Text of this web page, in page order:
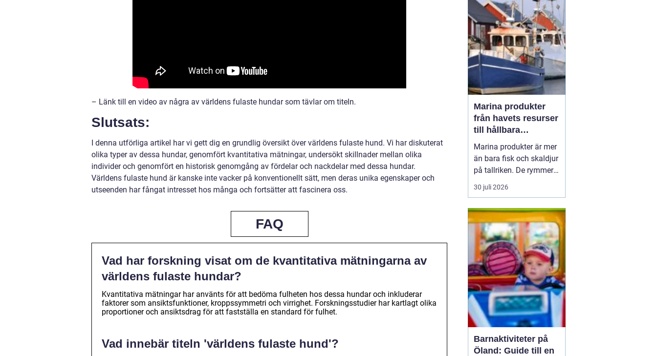
– Länk till en video av några av världens fulaste hundar som tävlar om titeln.
Slutsats:
I denna utförliga artikel har vi gett dig en grundlig översikt över världens fulaste hund. Vi har diskuterat
olika typer av dessa hundar, genomfört kvantitativa mätningar, undersökt skillnader mellan olika
individer och genomfört en historisk genomgång av fördelar och nackdelar med dessa hundar.
Världens fulaste hund är kanske inte vacker på konventionellt sätt, men deras unika egenskaper och
utseenden har fångat intresset hos många och fortsätter att fascinera oss.
FAQ
Vad har forskning visat om de kvantitativa mätningarna av
världens fulaste hundar?
Kvantitativa mätningar har använts för att bedöma fulheten hos dessa hundar och inkluderar
faktorer som ansiktsfunktioner, kroppssymmetri och virrighet. Forskningsstudier har kartlagt olika
proportioner och ansiktsdrag för att fastställa en standard för fulhet.
Vad innebär titeln 'världens fulaste hund'?
Marina produkter
från havets resurser
till hållbara
upplevelser
Marina produkter är mer
än bara fisk och skaldjur
på tallriken. De rymmer
allt från mat och hälsa
till friluftsliv, kultur och
områden spelar havet en
central roll för både
ekonomi och livskvalitet.
När fler söker sig mot
nat...
30 juli 2026
Barnaktiviteter på
Öland: Guide till en